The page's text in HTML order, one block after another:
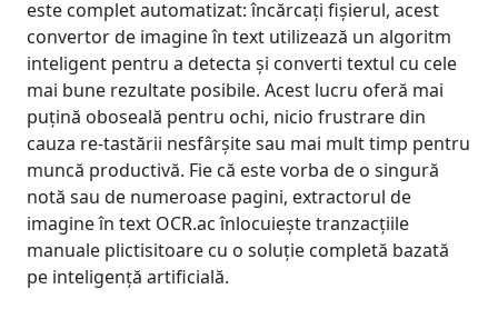
este complet automatizat: încărcați fișierul, acest
convertor de imagine în text utilizează un algoritm
inteligent pentru a detecta și converti textul cu cele
mai bune rezultate posibile. Acest lucru oferă mai
puțină oboseală pentru ochi, nicio frustrare din
cauza re-tastării nesfârșite sau mai mult timp pentru
muncă productivă. Fie că este vorba de o singură
notă sau de numeroase pagini, extractorul de
imagine în text OCR.ac înlocuiește tranzacțiile
manuale plictisitoare cu o soluție completă bazată
pe inteligență artificială.